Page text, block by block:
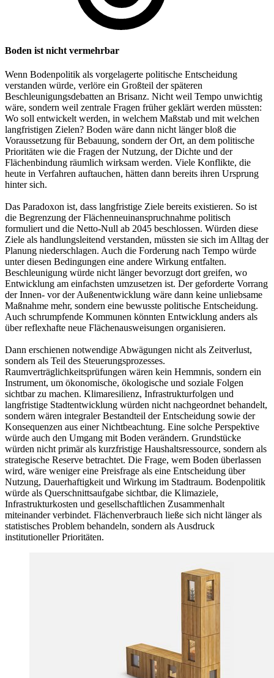
Boden ist nicht vermehrbar
Wenn Bodenpolitik als vorgelagerte politische Entscheidung
verstanden würde, verlöre ein Großteil der späteren
Beschleunigungsdebatten an Brisanz. Nicht weil Tempo unwichtig
wäre, sondern weil zentrale Fragen früher geklärt werden müssten:
Wo soll entwickelt werden, in welchem Maßstab und mit welchen
langfristigen Zielen? Boden wäre dann nicht länger bloß die
Voraussetzung für Bebauung, sondern der Ort, an dem politische
Prioritäten wie die Fragen der Nutzung, der Dichte und der
Flächenbindung räumlich wirksam werden. Viele Konflikte, die
heute in Verfahren auftauchen, hätten dann bereits ihren Ursprung
hinter sich.
Das Paradoxon ist, dass langfristige Ziele bereits existieren. So ist
die Begrenzung der Flächenneuinanspruchnahme politisch
formuliert und die Netto-Null ab 2045 beschlossen. Würden diese
Ziele als handlungsleitend verstanden, müssten sie sich im Alltag der
Planung niederschlagen. Auch die Forderung nach Tempo würde
unter diesen Bedingungen eine andere Wirkung entfalten.
Beschleunigung würde nicht länger bevorzugt dort greifen, wo
Entwicklung am einfachsten umzusetzen ist. Der geforderte Vorrang
der Innen- vor der Außenentwicklung wäre dann keine unliebsame
Maßnahme mehr, sondern eine bewusste politische Entscheidung.
Auch schrumpfende Kommunen könnten Entwicklung anders als
über reflexhafte neue Flächenausweisungen organisieren.
Dann erschienen notwendige Abwägungen nicht als Zeitverlust,
sondern als Teil des Steuerungsprozesses.
Raumverträglichkeitsprüfungen wären kein Hemmnis, sondern ein
Instrument, um ökonomische, ökologische und soziale Folgen
sichtbar zu machen. Klimaresilienz, Infrastrukturfolgen und
langfristige Stadtentwicklung würden nicht nachgeordnet behandelt,
sondern wären integraler Bestandteil der Entscheidung sowie der
Konsequenzen aus einer Nichtbeachtung. Eine solche Perspektive
würde auch den Umgang mit Boden verändern. Grundstücke
würden nicht primär als kurzfristige Haushaltsressource, sondern als
strategische Reserve betrachtet. Die Frage, wem Boden überlassen
wird, wäre weniger eine Preisfrage als eine Entscheidung über
Nutzung, Dauerhaftigkeit und Wirkung im Stadtraum. Bodenpolitik
würde als Querschnittsaufgabe sichtbar, die Klimaziele,
Infrastrukturkosten und gesellschaftlichen Zusammenhalt
miteinander verbindet. Flächenverbrauch ließe sich nicht länger als
statistisches Problem behandeln, sondern als Ausdruck
institutioneller Prioritäten.